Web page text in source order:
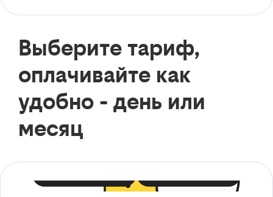
Выберите тариф,
оплачивайте как
удобно - день или
месяц